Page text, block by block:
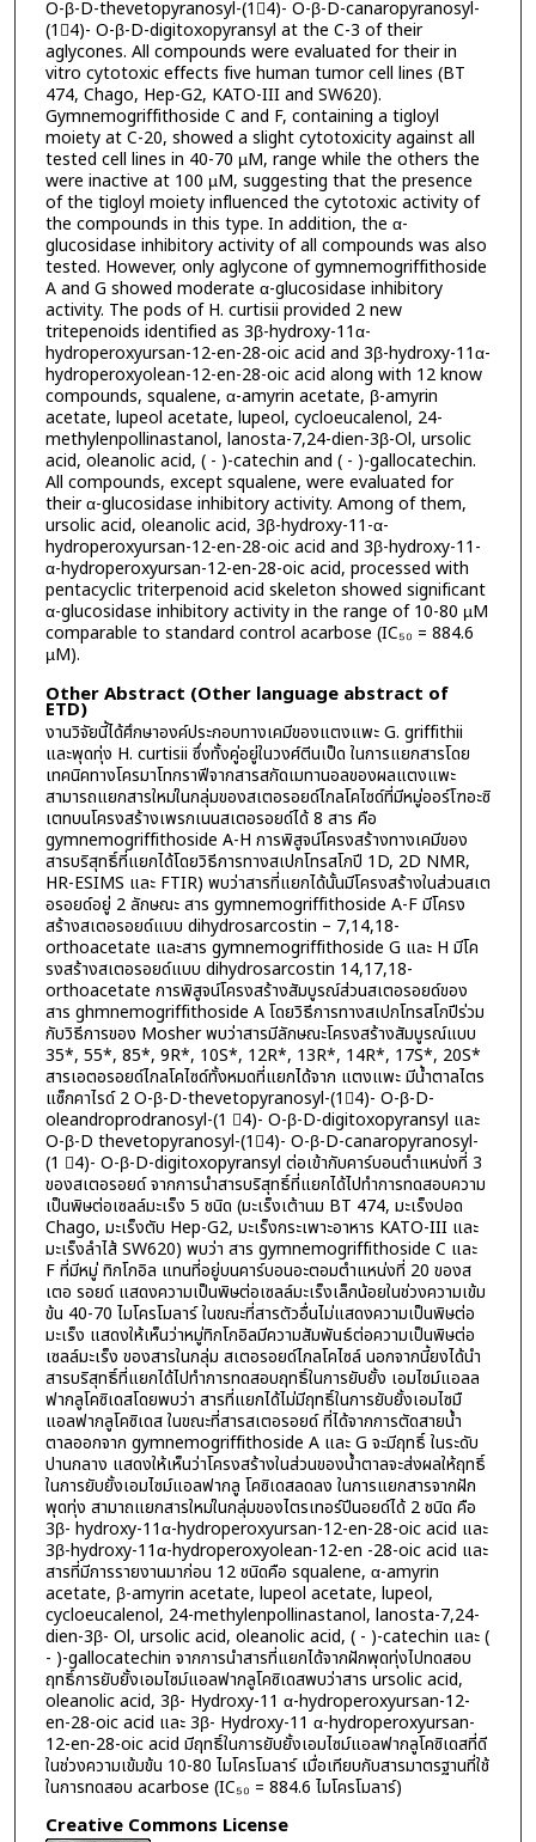
O-β-D-thevetopyranosyl-(14)- O-β-D-canaropyranosyl-
(14)- O-β-D-digitoxopyransyl at the C-3 of their
aglycones. All compounds were evaluated for their in
vitro cytotoxic effects five human tumor cell lines (BT
474, Chago, Hep-G2, KATO-III and SW620).
Gymnemogriffithoside C and F, containing a tigloyl
moiety at C-20, showed a slight cytotoxicity against all
tested cell lines in 40-70 µM, range while the others the
were inactive at 100 µM, suggesting that the presence
of the tigloyl moiety influenced the cytotoxic activity of
the compounds in this type. In addition, the α-
glucosidase inhibitory activity of all compounds was also
tested. However, only aglycone of gymnemogriffithoside
A and G showed moderate α-glucosidase inhibitory
activity. The pods of H. curtisii provided 2 new
tritepenoids identified as 3β-hydroxy-11α-
hydroperoxyursan-12-en-28-oic acid and 3β-hydroxy-11α-
hydroperoxyolean-12-en-28-oic acid along with 12 know
compounds, squalene, α-amyrin acetate, β-amyrin
acetate, lupeol acetate, lupeol, cycloeucalenol, 24-
methylenpollinastanol, lanosta-7,24-dien-3β-Ol, ursolic
acid, oleanolic acid, ( - )-catechin and ( - )-gallocatechin.
All compounds, except squalene, were evaluated for
their α-glucosidase inhibitory activity. Among of them,
ursolic acid, oleanolic acid, 3β-hydroxy-11-α-
hydroperoxyursan-12-en-28-oic acid and 3β-hydroxy-11-
α-hydroperoxyursan-12-en-28-oic acid, processed with
pentacyclic triterpenoid acid skeleton showed significant
α-glucosidase inhibitory activity in the range of 10-80 µM
comparable to standard control acarbose (IC₅₀ = 884.6
µM).
Other Abstract (Other language abstract of
ETD)
งานวิจัยนี้ได้ศึกษาองค์ประกอบทางเคมีของแตงแพะ G. griffithii
และพุดทุ่ง H. curtisii ซึ่งทั้งคู่อยู่ในวงศ์ตีนเป็ด ในการแยกสารโดย
เทคนิคทางโครมาโทกราฟีจากสารสกัดเมทานอลของผลแตงแพะ
สามารถแยกสารใหม่ในกลุ่มของสเตอรอยด์ไกลโคไซด์ที่มีหมู่ออร์โฑอะซิ
เตทบนโครงสร้างเพรกเนนสเตอรอยด์ได้ 8 สาร คือ
gymnemogriffithoside A-H การพิสูจน์โครงสร้างทางเคมีของ
สารบริสุทธิ์ที่แยกได้โดยวิธีการทางสเปกโทรสโกปี 1D, 2D NMR,
HR-ESIMS และ FTIR) พบว่าสารที่แยกได้นั้นมีโครงสร้างในส่วนสเต
อรอยด์อยู่ 2 ลักษณะ สาร gymnemogriffithoside A-F มีโครง
สร้างสเตอรอยด์แบบ dihydrosarcostin – 7,14,18-
orthoacetate และสาร gymnemogriffithoside G และ H มีโค
รงสร้างสเตอรอยด์แบบ dihydrosarcostin 14,17,18-
orthoacetate การพิสูจน์โครงสร้างสัมบูรณ์ส่วนสเตอรอยด์ของ
สาร ghmnemogriffithoside A โดยวิธีการทางสเปกโทรสโกปีร่วม
กับวิธีการของ Mosher พบว่าสารมีลักษณะโครงสร้างสัมบูรณ์แบบ
35*, 55*, 85*, 9R*, 10S*, 12R*, 13R*, 14R*, 17S*, 20S*
สารเอตอรอยด์ไกลโคไซด์ทั้งหมดที่แยกได้จาก แตงแพะ มีน้ำตาลไตร
แซ็กคาไรด์ 2 O-β-D-thevetopyranosyl-(14)- O-β-D-
oleandroprodranosyl-(1 4)- O-β-D-digitoxopyransyl และ
O-β-D thevetopyranosyl-(14)- O-β-D-canaropyranosyl-
(1 4)- O-β-D-digitoxopyransyl ต่อเข้ากับคาร์บอนตำแหน่งที่ 3
ของสเตอรอยด์ จากการนำสารบริสุทธิ์ที่แยกได้ไปทำการทดสอบความ
เป็นพิษต่อเซลล์มะเร็ง 5 ชนิด (มะเร็งเต้านม BT 474, มะเร็งปอด
Chago, มะเร็งตับ Hep-G2, มะเร็งกระเพาะอาหาร KATO-III และ
มะเร็งลำไส้ SW620) พบว่า สาร gymnemogriffithoside C และ
F ที่มีหมู่ ทิกโกอิล แทนที่อยู่บนคาร์บอนอะตอมตำแหน่งที่ 20 ของส
เตอ รอยด์ แสดงความเป็นพิษต่อเซลล์มะเร็งเล็กน้อยในช่วงความเข้ม
ข้น 40-70 ไมโครโมลาร์ ในขณะที่สารตัวอื่นไม่แสดงความเป็นพิษต่อ
มะเร็ง แสดงให้เห็นว่าหมู่ทิกโกอิลมีความสัมพันธ์ต่อความเป็นพิษต่อ
เซลล์มะเร็ง ของสารในกลุ่ม สเตอรอยด์ไกลโคไซล์ นอกจากนี้ยงได้นำ
สารบริสุทธิ์ที่แยกได้ไปทำการทดสอบฤทธิ์ในการยับยั้ง เอมไซม์แอลล
ฟากลูโคซิเดสโดยพบว่า สารที่แยกได้ไม่มีฤทธิ์ในการยับยั้งเอมไซมื
แอลฟากลูโคซิเดส ในขณะที่สารสเตอรอยด์ ที่ได้จากการตัดสายน้ำ
ตาลออกจาก gymnemogriffithoside A และ G จะมีฤทธิ์ ในระดับ
ปานกลาง แสดงให้เห็นว่าโครงสร้างในส่วนของน้ำตาลจะส่งผลให้ฤทธิ์
ในการยับยั้งเอมไซม์แอลฟากลู โคซิเดสลดลง ในการแยกสารจากฝัก
พุดทุ่ง สามาถแยกสารใหม่ในกลุ่มของไตรเทอร์ปีนอยด์ได้ 2 ชนิด คือ
3β- hydroxy-11α-hydroperoxyursan-12-en-28-oic acid และ
3β-hydroxy-11α-hydroperoxyolean-12-en -28-oic acid และ
สารที่มีการรายงานมาก่อน 12 ชนิดคือ squalene, α-amyrin
acetate, β-amyrin acetate, lupeol acetate, lupeol,
cycloeucalenol, 24-methylenpollinastanol, lanosta-7,24-
dien-3β- Ol, ursolic acid, oleanolic acid, ( - )-catechin และ (
- )-gallocatechin จากการนำสารที่แยกได้จากฝักพุดทุ่งไปทดสอบ
ฤทธิ์การยับยั้งเอมไซม์แอลฟากลูโคซิเดสพบว่าสาร ursolic acid,
oleanolic acid, 3β- Hydroxy-11 α-hydroperoxyursan-12-
en-28-oic acid และ 3β- Hydroxy-11 α-hydroperoxyursan-
12-en-28-oic acid มีฤทธิ์ในการยับยั้งเอมไซม์แอลฟากลูโคซิเดสที่ดี
ในช่วงความเข้มข้น 10-80 ไมโครโมลาร์ เมื่อเทียบกับสารมาตรฐานที่ใช้
ในการทดสอบ acarbose (IC₅₀ = 884.6 ไมโครโมลาร์)
Creative Commons License